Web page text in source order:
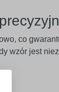
co
wzór jest